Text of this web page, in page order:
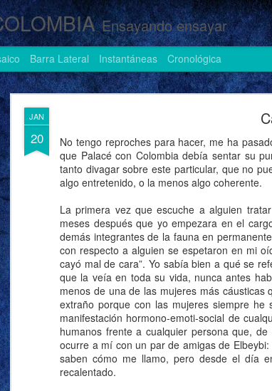
JAN
20
No tengo reproches para hacer, me ha
que Palacé con Colombia debía sentar su
tanto divagar sobre este particular, que no
algo entretenido, o la menos algo coherente.
La primera vez que escuche a alguien
meses después que yo empezara en el
demás integrantes de la fauna en
con respecto a alguien se espetaron en mi
cayó mal de cara”. Yo sabía bien a qué se
que la veía en toda su vida, nunca antes
menos de una de las mujeres más
extraño porque con las mujeres siempre he
manifestación hormono-emoti-social de
humanos frente a cualquier persona que,
ocurre a mí con un par de amigas de
saben cómo me llamo, pero desde el día
recalentado.
Ensayando ensayar
Barra Lateral Instantáneas Cronológica
1
Decía mi abuela: “El amor es ciego,